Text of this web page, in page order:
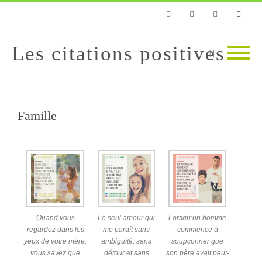
Les citations positives
Famille
Quand vous
regardez dans les
yeux de votre mère,
vous savez que
Le seul amour qui
me paraît sans
ambiguïté, sans
détour et sans
Lorsqu’un homme
commence à
soupçonner que
son père avait peut-